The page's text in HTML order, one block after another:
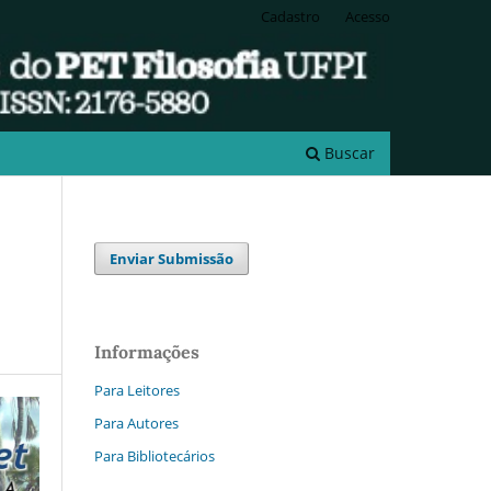
Buscar
Cadastro Acesso
Enviar Submissão
Informações
Para Leitores
Para Autores
Para Bibliotecários